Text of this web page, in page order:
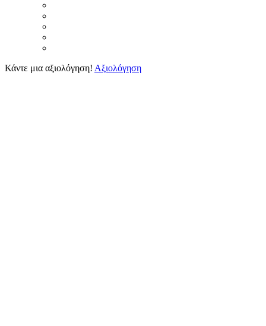
Κάντε μια αξιολόγηση! Αξιολόγηση